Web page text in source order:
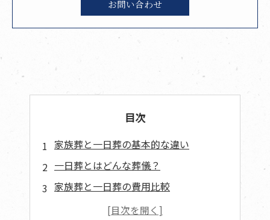
お問い合わせ
目次
家族葬と一日葬の基本的な違い
一日葬とはどんな葬儀？
家族葬と一日葬の費用比較
一日葬の費用に含まれるもの